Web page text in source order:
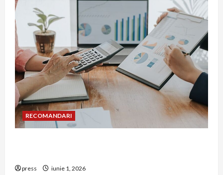
RECOMANDARI
press iunie 1, 2026